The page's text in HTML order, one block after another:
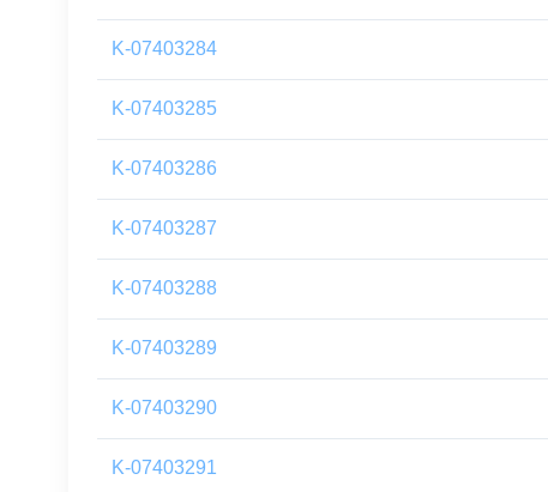
K-07403284
K-07403285
K-07403286
K-07403287
K-07403288
K-07403289
K-07403290
K-07403291